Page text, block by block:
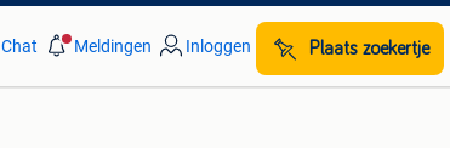
Chat Meldingen Inloggen Plaats zoekertje